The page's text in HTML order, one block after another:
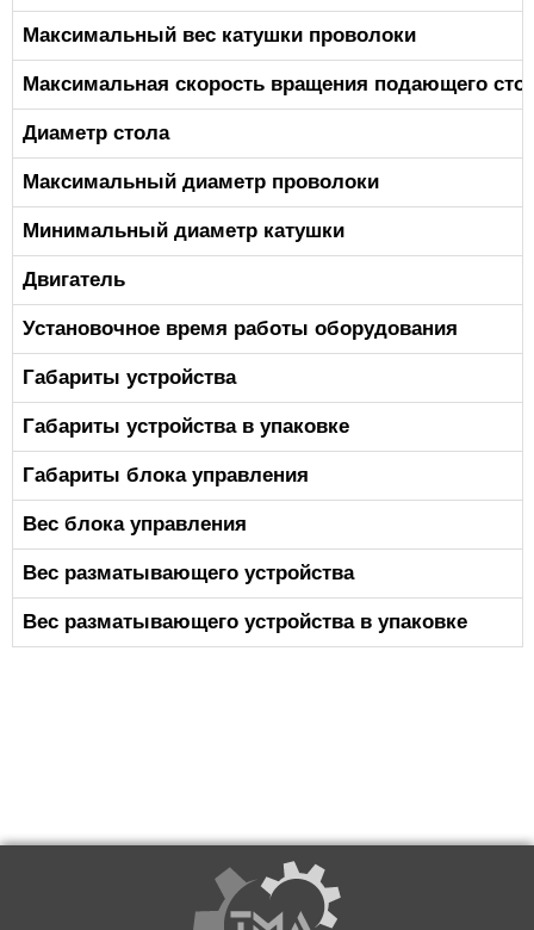
Максимальный вес катушки проволоки
Максимальная скорость вращения подающего
Диаметр стола
Максимальный диаметр проволоки
Минимальный диаметр катушки
Двигатель
Установочное время работы оборудования
Габариты устройства
Габариты устройства в упаковке
Габариты блока управления
Вес блока управления
Вес разматывающего устройства
Вес разматывающего устройства в упаковке